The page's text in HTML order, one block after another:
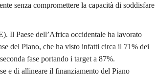
senza compromettere la capacità di soddisfare
Il Paese dell’Africa occidentale ha lavorato
del Piano, che ha visto infatti circa il 71% dei
fase portando i target a 87%.
e di allineare il finanziamento del Piano